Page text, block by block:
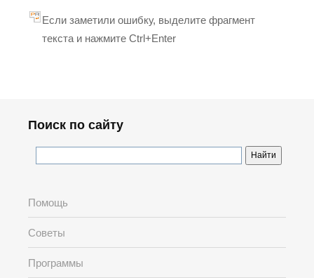
Если заметили ошибку, выделите фрагмент
текста и нажмите Ctrl+Enter
Поиск по сайту
Помощь
Советы
Программы